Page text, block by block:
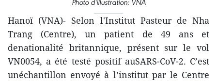
Photo d'illustration: VNA
Hanoï (VNA)- Selon l'Institut Pasteur de Nha
Trang (Centre), un patient de 49 ans et
denationalité britannique, présent sur le vol
VN0054, a été testé positif auSARS-CoV-2. C’est
unéchantillon envoyé à l’institut par le Centre